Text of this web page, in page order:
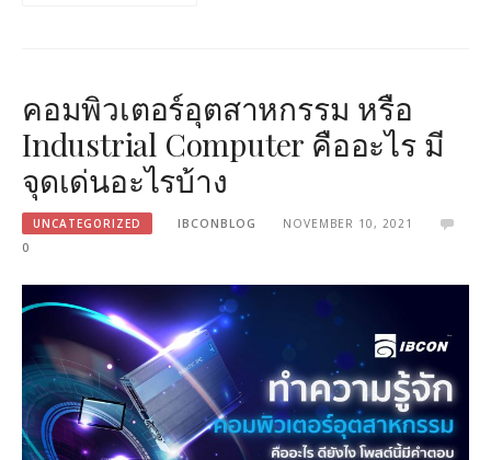
คอมพิวเตอร์อุตสาหกรรม หรือ
Industrial Computer คืออะไร มี
จุดเด่นอะไรบ้าง
UNCATEGORIZED IBCONBLOG
NOVEMBER 10, 2021
0